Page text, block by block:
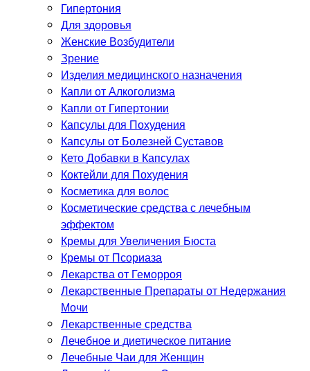
Гипертония
Для здоровья
Женские Возбудители
Зрение
Изделия медицинского назначения
Капли от Алкоголизма
Капли от Гипертонии
Капсулы для Похудения
Капсулы от Болезней Суставов
Кето Добавки в Капсулах
Коктейли для Похудения
Косметика для волос
Косметические средства с лечебным
эффектом
Кремы для Увеличения Бюста
Кремы от Псориаза
Лекарства от Геморроя
Лекарственные Препараты от Недержания
Мочи
Лекарственные средства
Лечебное и диетическое питание
Лечебные Чаи для Женщин